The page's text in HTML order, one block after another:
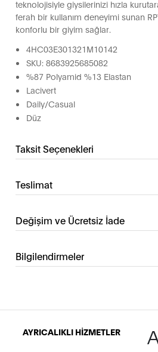
teknolojisiyle giysilerinizi hızla
ferah bir kullanım deneyimi sunan
konforlu bir giyim sağlar.
4HC03E301321M10142
SKU: 8683925685082
%87 Polyamid %13 Elastan
Lacivert
Daily/Casual
Düz
Taksit Seçenekleri
Teslimat
Değişim ve Ücretsiz İade
Bilgilendirmeler
AYRICALIKLI HİZMETLER